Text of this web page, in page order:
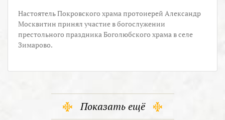
Настоятель Покровского храма протоиерей Александр
Москвитин принял участие в богослужении
престольного праздника Боголюбского храма в селе
Зимарово.
Показать ещё